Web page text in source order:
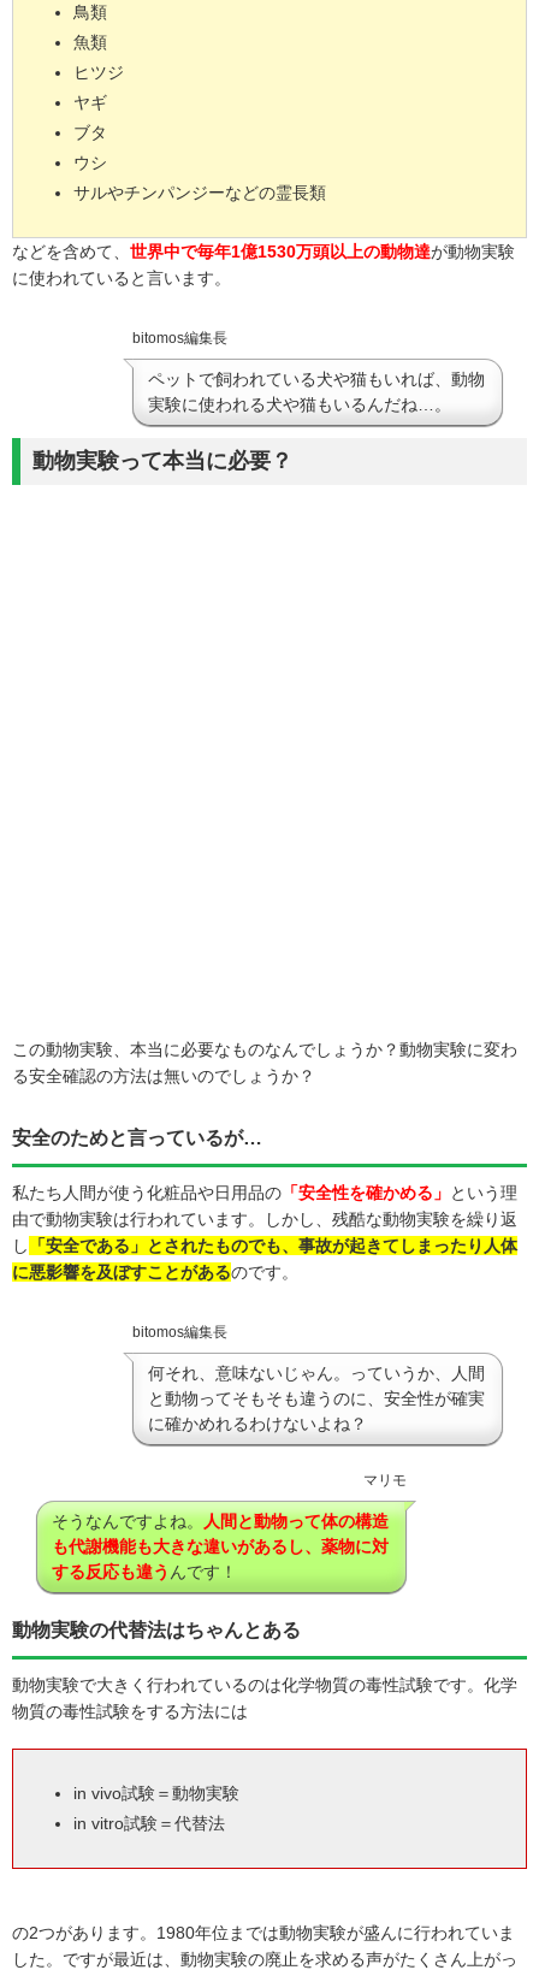
鳥類
魚類
ヒツジ
ヤギ
ブタ
ウシ
サルやチンパンジーなどの霊長類
などを含めて、 世界中で毎年1億1530万頭以上の動物達が動物実験
に使われていると言います。
bitomos編集長
ペットで飼われている犬や猫もいれば、動物
実験に使われる犬や猫もいるんだね…。
動物実験って本当に必要？
この動物実験、本当に必要なものなんでしょうか？動物実験に変わ
る安全確認の方法は無いのでしょうか？
安全のためと言っているが…
私たち人間が使う化粧品や日用品の 「安全性を確かめる」 という理
由で動物実験は行われています。しかし、残酷な動物実験を繰り返
し
「安全である」とされたものでも、事故が起きてしまったり人体
に悪影響を及ぼすことがあるのです。
bitomos編集長
何それ、意味ないじゃん。っていうか、人間
と動物ってそもそも違うのに、安全性が確実
に確かめれるわけないよね？
マリモ
そうなんですよね。人間と動物って体の構造
も代謝機能も大きな違いがあるし、 薬物に対
する反応も違う んです！
動物実験の代替法はちゃんとある
動物実験で大きく行われているのは化学物質の毒性試験です。化学
物質の毒性試験をする方法には
in vivo試験＝動物実験
in vitro試験＝代替法
の2つがあります。1980年位までは動物実験が盛んに行われていま
した。ですが最近は、動物実験の廃止を求める声がたくさん上がっ